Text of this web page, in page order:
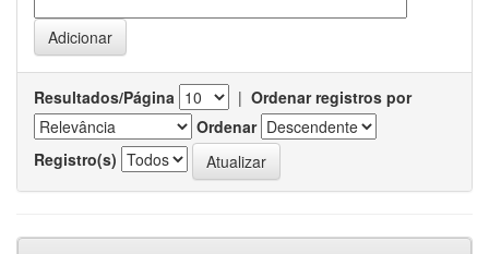
Resultados/Página | Ordenar registros por
Ordenar
Registro(s)